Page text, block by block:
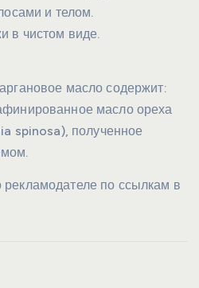
и телом.
в чистом виде.
масло содержит:
масло ореха
spinosa), полученное
по ссылкам в